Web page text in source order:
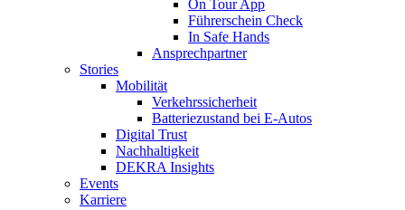
On Tour App
Führerschein Check
In Safe Hands
Ansprechpartner
Stories
Mobilität
Verkehrssicherheit
Batteriezustand bei E-Autos
Digital Trust
Nachhaltigkeit
DEKRA Insights
Events
Karriere